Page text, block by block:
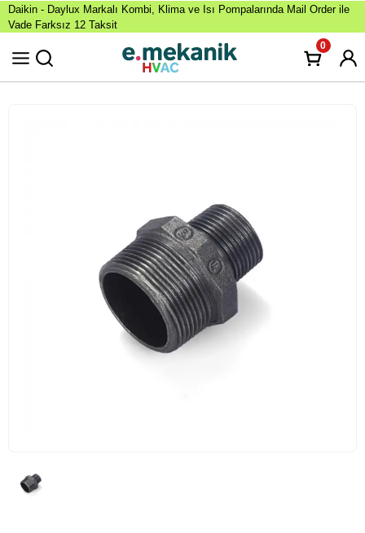
Daikin - Daylux Markalı Kombi, Klima ve Isı Pompalarında Mail Order ile
Vade Farksız 12 Taksit
0